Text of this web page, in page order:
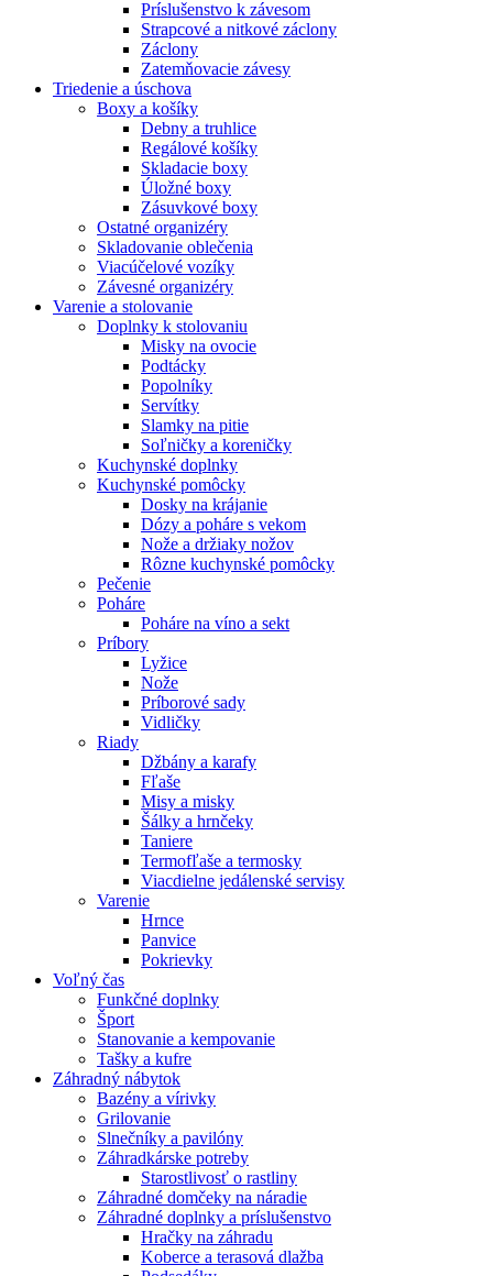
Príslušenstvo k závesom
Strapcové a nitkové záclony
Záclony
Zatemňovacie závesy
Triedenie a úschova
Boxy a košíky
Debny a truhlice
Regálové košíky
Skladacie boxy
Úložné boxy
Zásuvkové boxy
Ostatné organizéry
Skladovanie oblečenia
Viacúčelové vozíky
Závesné organizéry
Varenie a stolovanie
Doplnky k stolovaniu
Misky na ovocie
Podtácky
Popolníky
Servítky
Slamky na pitie
Soľničky a koreničky
Kuchynské doplnky
Kuchynské pomôcky
Dosky na krájanie
Dózy a poháre s vekom
Nože a držiaky nožov
Rôzne kuchynské pomôcky
Pečenie
Poháre
Poháre na víno a sekt
Príbory
Lyžice
Nože
Príborové sady
Vidličky
Riady
Džbány a karafy
Fľaše
Misy a misky
Šálky a hrnčeky
Taniere
Termofľaše a termosky
Viacdielne jedálenské servisy
Varenie
Hrnce
Panvice
Pokrievky
Voľný čas
Funkčné doplnky
Šport
Stanovanie a kempovanie
Tašky a kufre
Záhradný nábytok
Bazény a vírivky
Grilovanie
Slnečníky a pavilóny
Záhradkárske potreby
Starostlivosť o rastliny
Záhradné domčeky na náradie
Záhradné doplnky a príslušenstvo
Hračky na záhradu
Koberce a terasová dlažba